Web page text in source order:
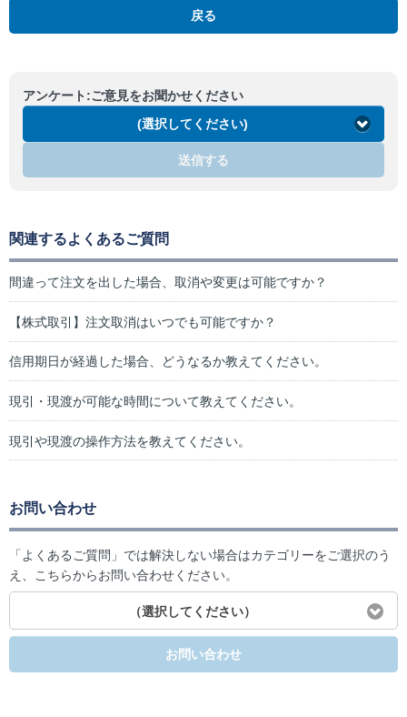
戻る
アンケート:ご意見をお聞かせください
(選択してください)
送信する
関連するよくあるご質問
間違って注文を出した場合、取消や変更は可能ですか？
【株式取引】注文取消はいつでも可能ですか？
信用期日が経過した場合、どうなるか教えてください。
現引・現渡が可能な時間について教えてください。
現引や現渡の操作方法を教えてください。
お問い合わせ
「よくあるご質問」では解決しない場合はカテゴリーをご選択のう
え、こちらからお問い合わせください。
（選択してください）
お問い合わせ